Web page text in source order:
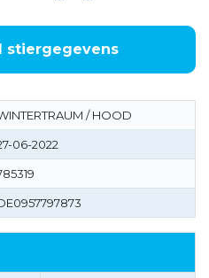
stiergegevens
/ HOOD
06-2022